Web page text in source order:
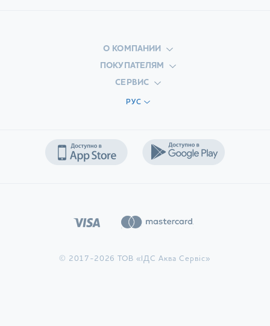
О КОМПАНИИ
ПОКУПАТЕЛЯМ
СЕРВИС
РУС
© 2017-2026 ТОВ «ІДС Аква Сервіс»